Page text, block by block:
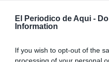
El Periodico de Aqui -
Information
If you wish to opt-out of the
processing of your personal